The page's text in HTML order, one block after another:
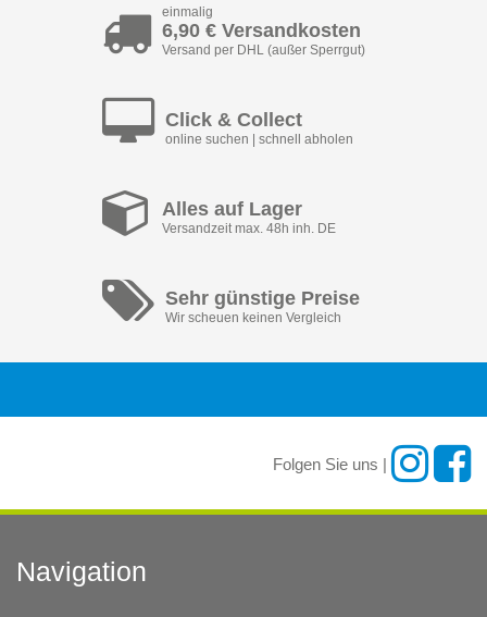
einmalig
6,90 € Versandkosten
Versand per DHL (außer Sperrgut)
Click & Collect
online suchen | schnell abholen
Alles auf Lager
Versandzeit max. 48h inh. DE
Sehr günstige Preise
Wir scheuen keinen Vergleich
Folgen Sie uns |
Navigation